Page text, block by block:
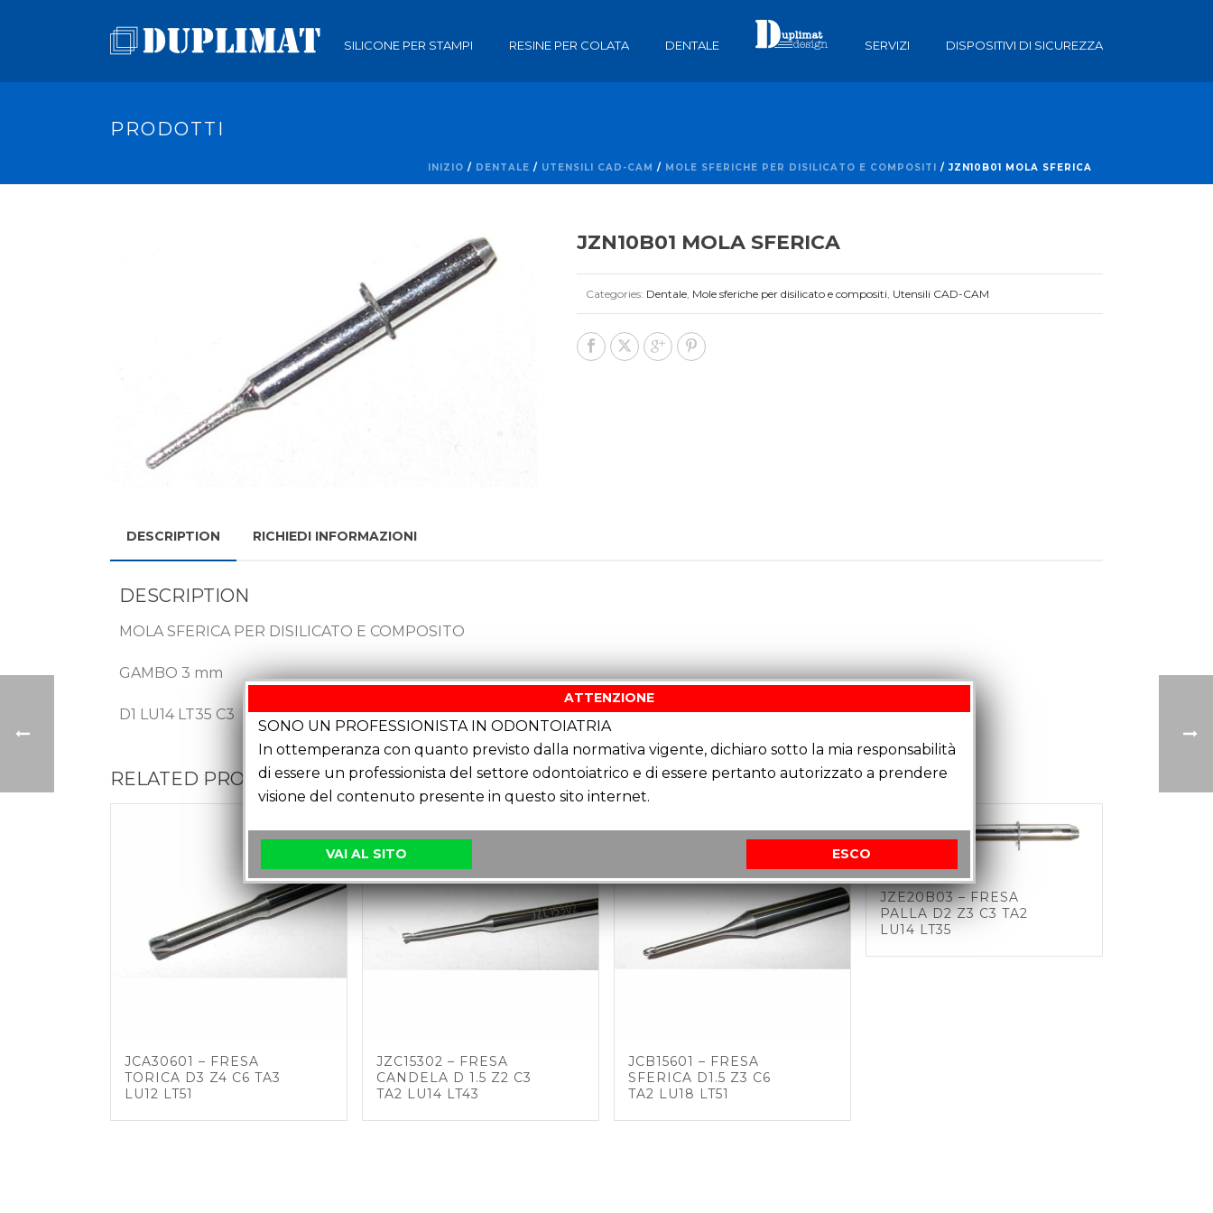
SILICONE PER STAMPI RESINE PER COLATA DENTALE SERVIZI DISPOSITIVI DI SICUREZZA
PRODOTTI
INIZIO / DENTALE / UTENSILI CAD-CAM / MOLE SFERICHE PER DISILICATO E COMPOSITI / JZN10B01 MOLA SFERICA
JZN10B01 MOLA SFERICA
Categories: Dentale, Mole sferiche per disilicato e compositi, Utensili CAD-CAM
DESCRIPTION RICHIEDI INFORMAZIONI
DESCRIPTION
MOLA SFERICA PER DISILICATO E COMPOSITO
GAMBO 3 mm
D1 LU14 LT35 C3
RELATED PRODUCTS
JCA30601 – FRESA
TORICA D3 Z4 C6 TA3
LU12 LT51
JZC15302 – FRESA
CANDELA D 1.5 Z2 C3
TA2 LU14 LT43
JCB15601 – FRESA
SFERICA D1.5 Z3 C6
TA2 LU18 LT51
JZE20B03 – FRESA
PALLA D2 Z3 C3 TA2
LU14 LT35
ATTENZIONE
SONO UN PROFESSIONISTA IN ODONTOIATRIA
In ottemperanza con quanto previsto dalla normativa vigente, dichiaro sotto la mia responsabilità
di essere un professionista del settore odontoiatrico e di essere pertanto autorizzato a prendere
visione del contenuto presente in questo sito internet.
VAI AL SITO ESCO